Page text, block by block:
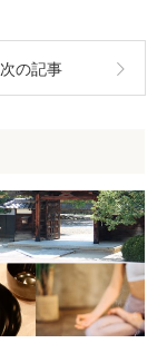
次の記事